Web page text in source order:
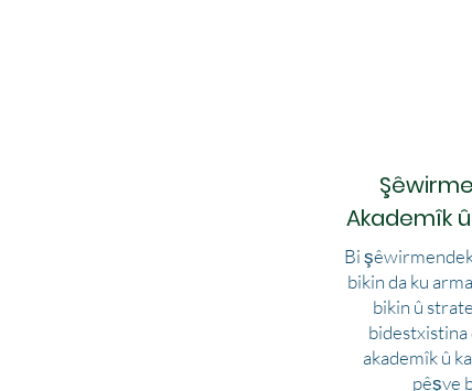
Akademîk
Bi
bikin da ku
bikin û
bidestxistina
akademîk û
pêşve